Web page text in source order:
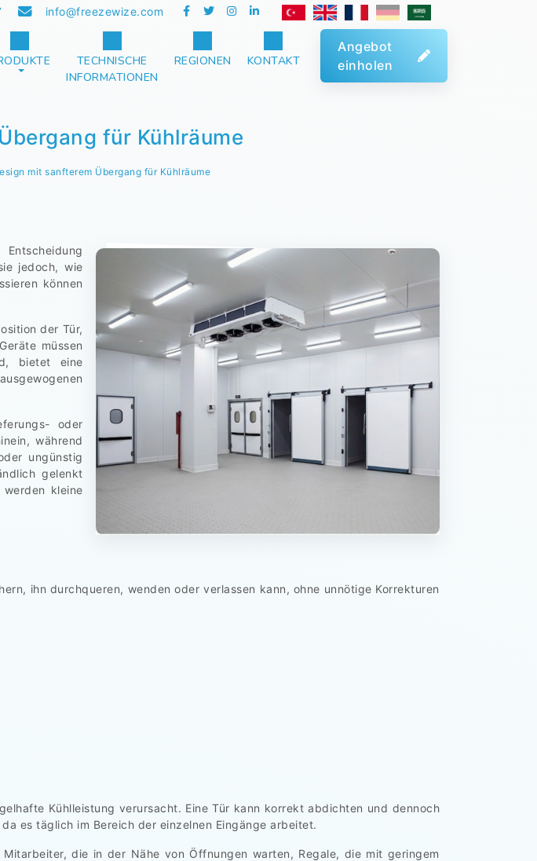
info@freezewize.com
TECHNISCHE
INFORMATIONEN
REGIONEN KONTAKT
Angebot
einholen
für Kühlräume
mit sanfterem Übergang für Kühlräume
jedoch, wie
können
der Tür,
müssen
bietet eine
oder
während
ungünstig
gelenkt
kleine
ihn durchqueren, wenden oder verlassen kann, ohne unnötige Korrekturen
Kühlleistung verursacht. Eine Tür kann korrekt abdichten und dennoch
es täglich im Bereich der einzelnen Eingänge arbeitet.
die in der Nähe von Öffnungen warten, Regale, die mit geringem